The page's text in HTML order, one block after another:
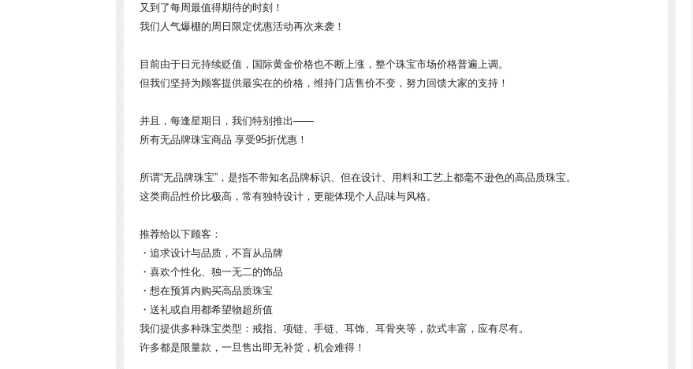
又到了每周最值得期待的时刻！
我们人气爆棚的周日限定优惠活动再次来袭！
目前由于日元持续贬值，国际黄金价格也不断上涨，整个珠宝市场价格普遍上调。
但我们坚持为顾客提供最实在的价格，维持门店售价不变，努力回馈大家的支持！
并且，每逢星期日，我们特别推出——
所有无品牌珠宝商品 享受95折优惠！
所谓“无品牌珠宝”，是指不带知名品牌标识、但在设计、用料和工艺上都毫不逊色的高品质珠宝。
这类商品性价比极高，常有独特设计，更能体现个人品味与风格。
推荐给以下顾客：
・追求设计与品质，不盲从品牌
・喜欢个性化、独一无二的饰品
・想在预算内购买高品质珠宝
・送礼或自用都希望物超所值
我们提供多种珠宝类型：戒指、项链、手链、耳饰、耳骨夹等，款式丰富，应有尽有。
许多都是限量款，一旦售出即无补货，机会难得！